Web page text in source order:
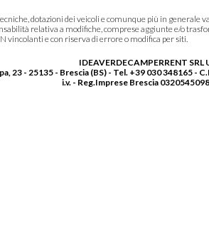
dotazioni dei veicoli e comunque più in generale
relativa a modifiche, comprese aggiunte e/o
vincolanti e con riserva di errore o modifica per siti.
IDEAVERDECAMPERRENT SRL
23 - 25135 - Brescia (BS) - Tel. +39 030 348165 -
i.v. - Reg.Imprese Brescia